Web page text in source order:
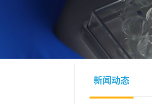
新闻动态